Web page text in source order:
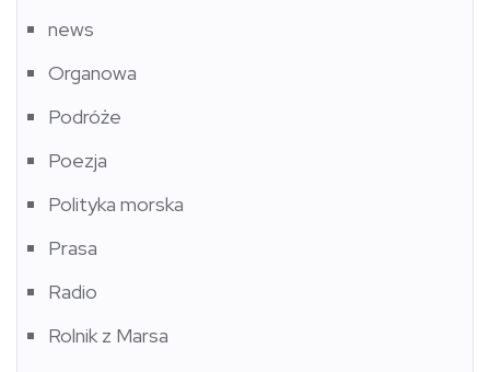
news
Organowa
Podróże
Poezja
Polityka morska
Prasa
Radio
Rolnik z Marsa